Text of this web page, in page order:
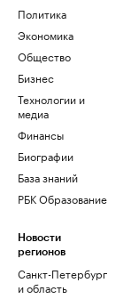
Политика
Экономика
Общество
Бизнес
Технологии и
медиа
Финансы
Биографии
База знаний
РБК Образование
Новости
регионов
Санкт-Петербург
и область